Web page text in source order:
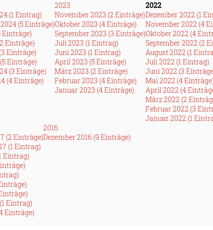
(1 Eintrag)
(5 Einträge)
Einträge)
Einträge)
Einträge)
Einträge)
(3 Einträge)
(4 Einträge)
2023
November 2023 (2 Einträge)
Oktober 2023 (4 Einträge)
September 2023 (3 Einträge)
Juli 2023 (1 Eintrag)
Juni 2023 (1 Eintrag)
April 2023 (5 Einträge)
März 2023 (2 Einträge)
Februar 2023 (4 Einträge)
Januar 2023 (4 Einträge)
2022
Dezember 2022 (1
November 2022 (4
Oktober 2022 (4
September 2022 (2
August 2022 (1
Juli 2022 (1 Eintrag)
Juni 2022 (3
Mai 2022 (4
April 2022 (4
März 2022 (2
Februar 2022 (3
Januar 2022 (1
(2 Einträge)
(1 Eintrag)
Eintrag)
Eintrag)
Einträge)
2016
Dezember 2016 (9 Einträge)